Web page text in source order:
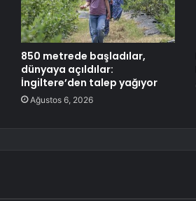
850 metrede başladılar,
dünyaya açıldılar:
İngiltere’den talep yağıyor
Ağustos 6, 2026